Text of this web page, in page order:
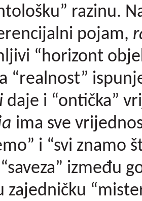
razinu.
pojam,
“horizont
“realnost”
daje i “ontička”
ima sve
i “svi znamo
između
zajedničku